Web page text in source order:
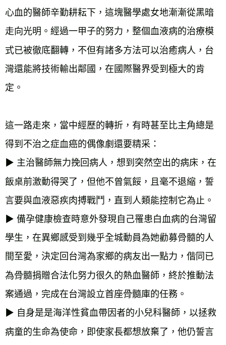
心血的醫師辛勤耕耘下，這塊醫學處女地漸漸從黑暗
走向光明。經過一甲子的努力，整個血液病的治療模
式已被徹底翻轉，不但有諸多方法可以治癒病人，台
灣還能將技術輸出鄰國，在國際醫界受到極大的肯
這一路走來，當中經歷的轉折，有時甚至比主角總是
得到不治之症血癌的偶像劇還要精采：
▶︎ 主治醫師無力挽回病人，想到突然空出的病床，在
飯桌前激動得哭了，但他不曾氣餒，且毫不退縮，誓
言要與血液惡疾肉搏戰鬥，直到人類能控制它為止。
▶︎ 備孕健康檢查時意外發現自己罹患白血病的台灣留
學生，在異鄉感受到幾乎全城動員為她勸募骨髓的人
間至愛，決定回台灣為家鄉的病友出一點力，偕同已
為骨髓捐贈合法化努力很久的熱血醫師，終於推動法
案通過，完成在台灣設立首座骨髓庫的任務。
▶︎ 自身是是海洋性貧血帶因者的小兒科醫師，以拯救
病童的生命為使命，即使家長都想放棄了，他仍誓言